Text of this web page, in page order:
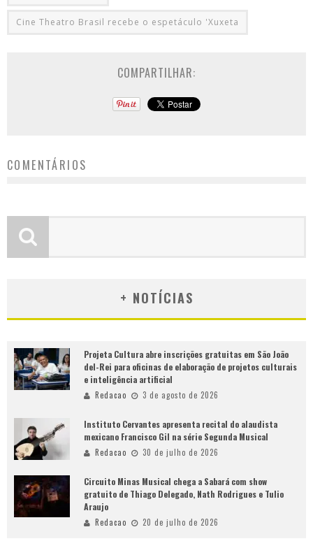
Cine Theatro Brasil recebe o espetáculo 'Xuxeta
COMPARTILHAR:
COMENTÁRIOS
+ NOTÍCIAS
Projeta Cultura abre inscrições gratuitas em São João
del-Rei para oficinas de elaboração de projetos culturais
e inteligência artificial
Redacao 3 de agosto de 2026
Instituto Cervantes apresenta recital do alaudista
mexicano Francisco Gil na série Segunda Musical
Redacao 30 de julho de 2026
Circuito Minas Musical chega a Sabará com show
gratuito de Thiago Delegado, Nath Rodrigues e Tulio
Araujo
Redacao 20 de julho de 2026